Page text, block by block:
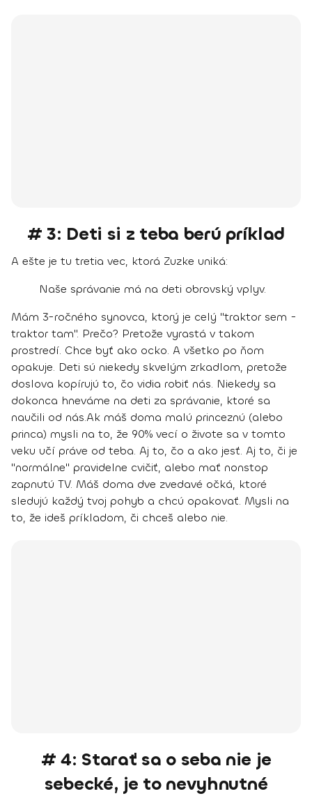
# 3: Deti si z teba berú príklad
A ešte je tu tretia vec, ktorá Zuzke uniká:
Naše správanie má na deti obrovský vplyv.
Mám 3-ročného synovca, ktorý je celý "traktor sem -
traktor tam". Prečo? Pretože vyrastá v takom
prostredí. Chce byť ako ocko. A všetko po ňom
opakuje. Deti sú niekedy skvelým zrkadlom, pretože
doslova kopírujú to, čo vidia robiť nás. Niekedy sa
dokonca hneváme na deti za správanie, ktoré sa
naučili od nás.Ak máš doma malú princeznú (alebo
princa) mysli na to, že 90% vecí o živote sa v tomto
veku učí práve od teba. Aj to, čo a ako jesť. Aj to, či je
"normálne" pravidelne cvičiť, alebo mať nonstop
zapnutú TV. Máš doma dve zvedavé očká, ktoré
sledujú každý tvoj pohyb a chcú opakovať. Mysli na
to, že ideš príkladom, či chceš alebo nie.
# 4: Starať sa o seba nie je
sebecké, je to nevyhnutné